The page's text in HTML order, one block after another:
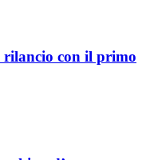
rilancio con il primo